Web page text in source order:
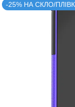
-25% НА СКЛО/